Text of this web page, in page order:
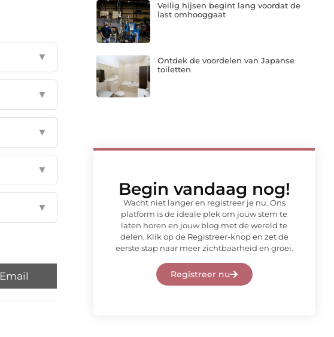
▼
▼
▼
▼
▼
Email
Veilig hijsen begint lang voordat de
last omhooggaat
Ontdek de voordelen van Japanse
toiletten
Begin vandaag nog!
Wacht niet langer en registreer je nu. Ons
platform is de ideale plek om jouw stem te
laten horen en jouw blog met de wereld te
delen. Klik op de Registreer-knop en zet de
eerste stap naar meer zichtbaarheid en groei.
Registreer nu